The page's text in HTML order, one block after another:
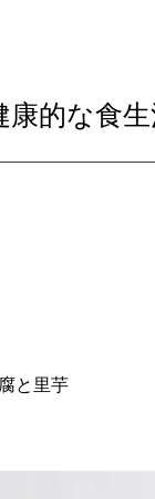
的な食生
と里芋